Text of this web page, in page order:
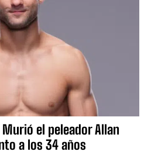
Murió el peleador Allan
a los 34 años